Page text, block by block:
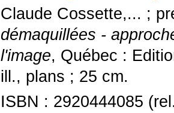
Claude Cossette,... ;
démaquillées -
l'image, Québec :
ill., plans ; 25 cm.
ISBN : 2920444085